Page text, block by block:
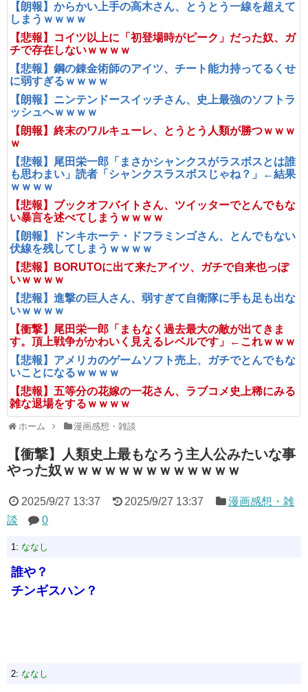
【朗報】からかい上手の高木さん、とうとう一線を超えて
しまうｗｗｗｗ
【悲報】コイツ以上に「初登場時がピーク」だった奴、ガ
チで存在しないｗｗｗｗ
【悲報】鋼の錬金術師のアイツ、チート能力持ってるくせ
に弱すぎるｗｗｗｗ
【朗報】ニンテンドースイッチさん、史上最強のソフトラ
ッシュへｗｗｗｗ
【朗報】終末のワルキューレ、とうとう人類が勝つｗｗｗ
ｗ
【悲報】尾田栄一郎「まさかシャンクスがラスボスとは誰
も思わまい」読者「シャンクスラスボスじゃね？」←結果
ｗｗｗｗ
【悲報】ブックオフバイトさん、ツイッターでとんでもな
い暴言を述べてしまうｗｗｗｗ
【朗報】ドンキホーテ・ドフラミンゴさん、とんでもない
伏線を残してしまうｗｗｗｗ
【悲報】BORUTOに出て来たアイツ、ガチで自来也っぽ
いｗｗｗｗ
【悲報】進撃の巨人さん、弱すぎて自衛隊に手も足も出な
いｗｗｗｗ
【衝撃】尾田栄一郎「まもなく過去最大の敵が出てきま
す。頂上戦争がかわいく見えるレベルです」←これｗｗｗ
【悲報】アメリカのゲームソフト売上、ガチでとんでもな
いことになるｗｗｗｗ
【悲報】五等分の花嫁の一花さん、ラブコメ史上稀にみる
雑な退場をするｗｗｗｗ
ホーム 漫画感想・雑談
【衝撃】人類史上最もなろう主人公みたいな事
やった奴ｗｗｗｗｗｗｗｗｗｗｗｗｗ
2025/9/27 13:37 2025/9/27 13:37
漫画感想・雑
談
0
1: ななし
誰や？
チンギスハン？
2: ななし